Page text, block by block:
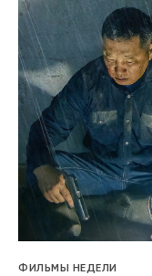
ФИЛЬМЫ НЕДЕЛИ